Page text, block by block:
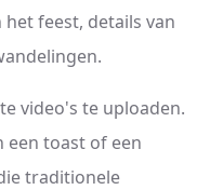
het feest, details van
video's te uploaden.
een toast of een
traditionele